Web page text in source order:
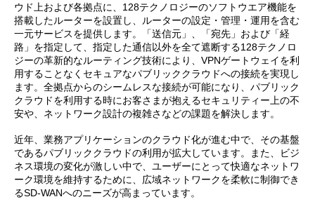
ウド上および各拠点に、128テクノロジーのソフトウエア機能を
搭載したルーターを設置し、ルーターの設定・管理・運用を含む
一元サービスを提供します。「送信元」、「宛先」および「経
路」を指定して、指定した通信以外を全て遮断する128テクノロ
ジーの革新的なルーティング技術により、VPNゲートウェイを利
用することなくセキュアなパブリッククラウドへの接続を実現し
ます。全拠点からのシームレスな接続が可能になり、パブリック
クラウドを利用する時にお客さまが抱えるセキュリティー上の不
安や、ネットワーク設計の複雑さなどの課題を解決します。
近年、業務アプリケーションのクラウド化が進む中で、その基盤
であるパブリッククラウドの利用が拡大しています。また、ビジ
ネス環境の変化が激しい中で、ユーザーにとって快適なネットワ
ーク環境を維持するために、広域ネットワークを柔軟に制御でき
るSD-WANへのニーズが高まっています。